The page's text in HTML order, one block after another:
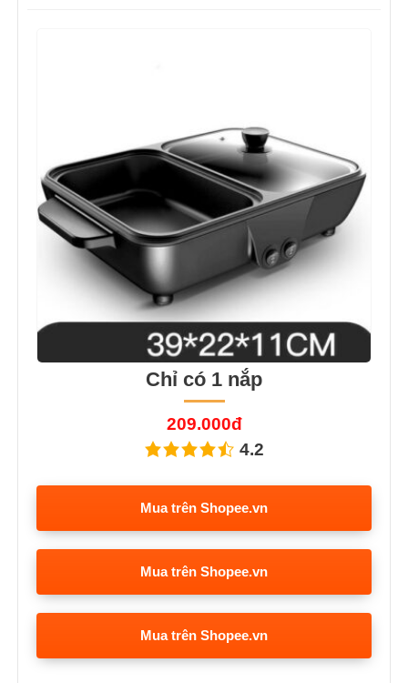
Chỉ có 1 nắp
209.000đ
4.2
Mua trên Shopee.vn
Mua trên Shopee.vn
Mua trên Shopee.vn